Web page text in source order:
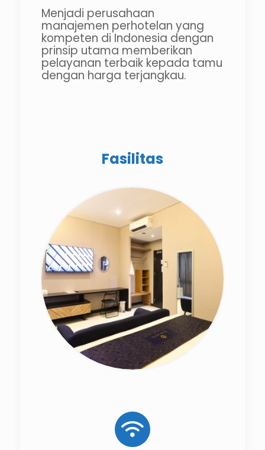
Menjadi perusahaan
manajemen perhotelan yang
kompeten di Indonesia dengan
prinsip utama memberikan
pelayanan terbaik kepada tamu
dengan harga terjangkau.
Fasilitas